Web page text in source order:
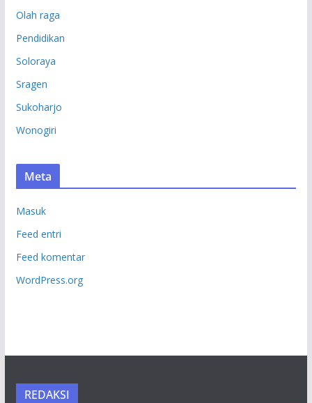
Olah raga
Pendidikan
Soloraya
Sragen
Sukoharjo
Wonogiri
Meta
Masuk
Feed entri
Feed komentar
WordPress.org
REDAKSI